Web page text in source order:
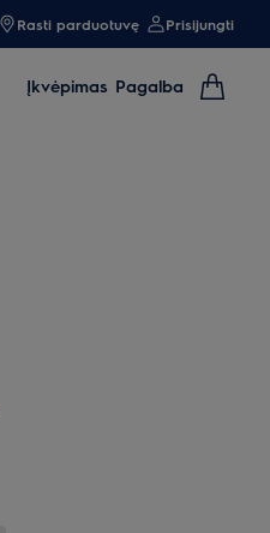
Rasti parduotuvę Prisijungti
Įkvėpimas Pagalba